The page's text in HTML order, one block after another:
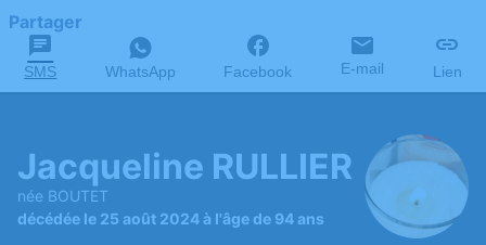
Partager
SMS WhatsApp Facebook E-mail Lien
Jacqueline RULLIER
née BOUTET
décédée le 25 août 2024 à l'âge de 94 ans